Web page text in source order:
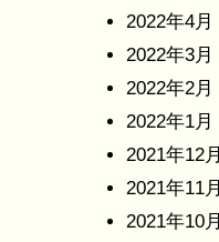
2022年4月
2022年3月
2022年2月
2022年1月
2021年12月
2021年11月
2021年10月